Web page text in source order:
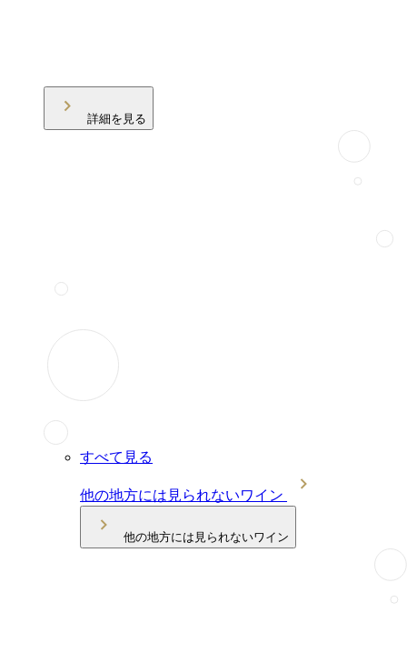
詳細を見る
すべて見る
他の地方には見られないワイン
他の地方には見られないワイン